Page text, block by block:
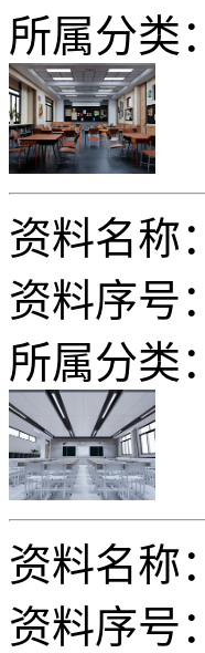
所属分类：
资料名称：
资料序号：
所属分类：
资料名称：
资料序号：